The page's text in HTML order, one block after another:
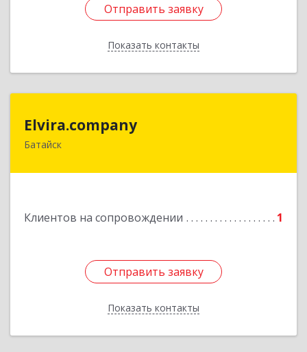
Отправить заявку
Показать контакты
Отправить заявку
Назад
Elvira.company
Батайск
Клиентов на сопровождении 1
Отправить заявку
Показать контакты
Отправить заявку
Назад